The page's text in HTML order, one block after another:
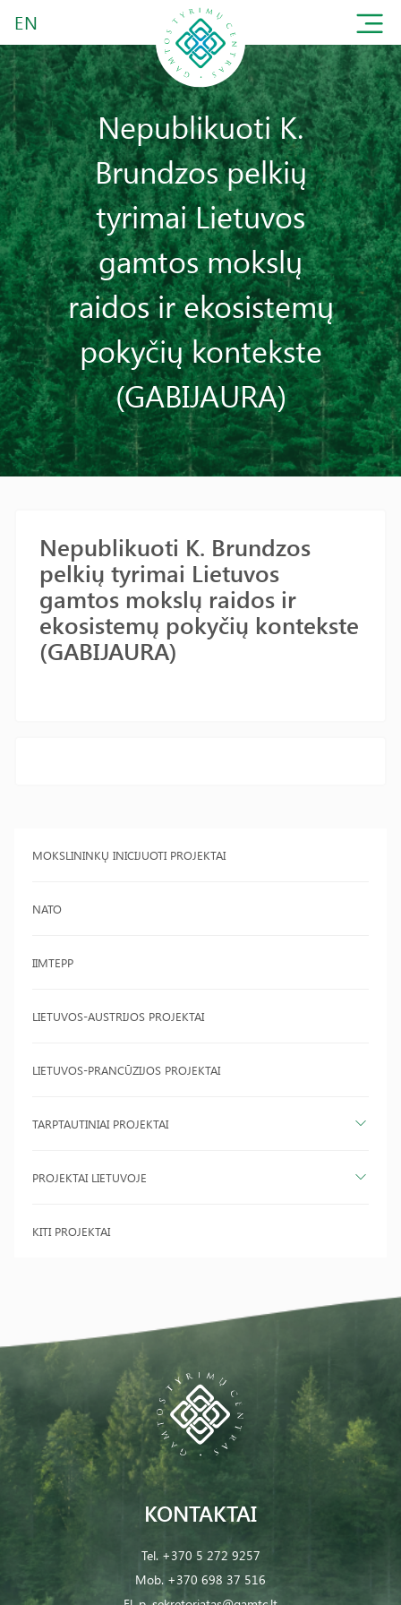
EN
Nepublikuoti K.
Brundzos pelkių
tyrimai Lietuvos
gamtos mokslų
raidos ir ekosistemų
pokyčių kontekste
(GABIJAURA)
MOKSLININKŲ INICIJUOTI PROJEKTAI
NATO
IIMTEPP
LIETUVOS-AUSTRIJOS PROJEKTAI
LIETUVOS-PRANCŪZIJOS PROJEKTAI
TARPTAUTINIAI PROJEKTAI
PROJEKTAI LIETUVOJE
KITI PROJEKTAI
Nepublikuoti K. Brundzos
pelkių tyrimai Lietuvos
gamtos mokslų raidos ir
ekosistemų pokyčių kontekste
(GABIJAURA)
KONTAKTAI
Tel. +370 5 272 9257
Mob. +370 698 37 516